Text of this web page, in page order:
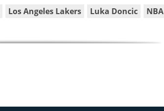
Los Angeles Lakers Luka Doncic NBA